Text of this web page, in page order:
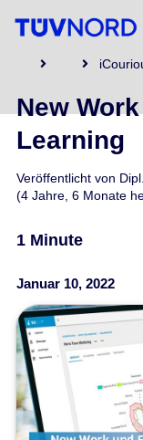
1 Minute
Januar 10, 2022
New
Learning
Veröffentlicht von
(4 Jahre, 6 Monate